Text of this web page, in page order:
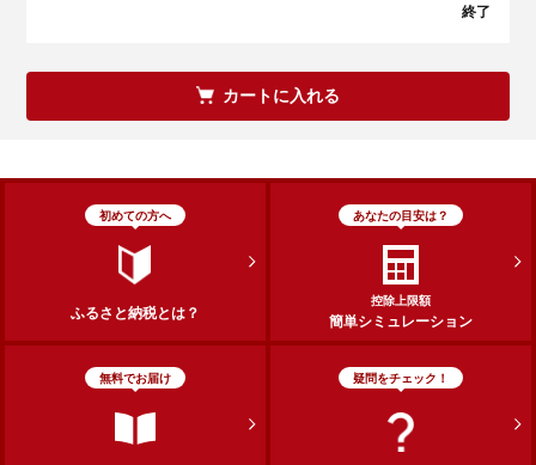
終了
カートに入れる
初めての方へ
ふるさと納税とは？
あなたの目安は？
控除上限額
簡単シミュレーション
無料でお届け 疑問をチェック！